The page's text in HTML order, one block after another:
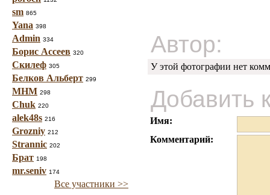
sm 865
Yana 398
Admin 334
Борис Ассеев 320
Скилеф 305
Белков Альберт 299
МНМ 298
Chuk 220
alek48s 216
Grozniy 212
Strannic 202
Брат 198
mr.seniv 174
Все участники >>
Автор:
У этой фотографии нет
Добавить
Имя:
Комментарий: